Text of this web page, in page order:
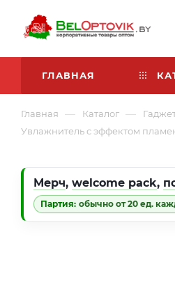
ГЛАВНАЯ
Главная — Каталог —
Увлажнитель с эффектом
Мерч, welcome pack,
Партия: обычно от 20 ед.